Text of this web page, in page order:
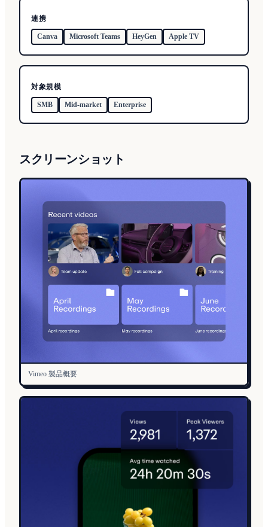
連携
Canva Microsoft Teams HeyGen Apple TV
対象規模
SMB Mid-market Enterprise
スクリーンショット
Vimeo 製品概要